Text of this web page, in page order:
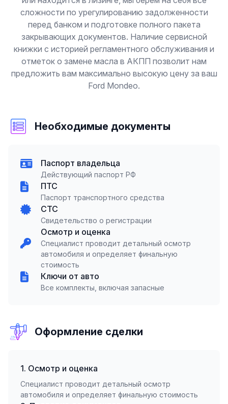
сложности по урегулированию задолженности
перед банком и подготовке полного пакета
закрывающих документов. Наличие сервисной
книжки с историей регламентного обслуживания и
отметок о замене масла в АКПП позволит нам
предложить вам максимально высокую цену за ваш
Ford Mondeo.
Необходимые документы
Паспорт владельца
Действующий паспорт РФ
ПТС
Паспорт транспортного средства
СТС
Свидетельство о регистрации
Осмотр и оценка
Специалист проводит детальный осмотр
автомобиля и определяет финальную
стоимость
Ключи от авто
Все комплекты, включая запасные
Оформление сделки
1. Осмотр и оценка
Специалист проводит детальный осмотр
автомобиля и определяет финальную стоимость